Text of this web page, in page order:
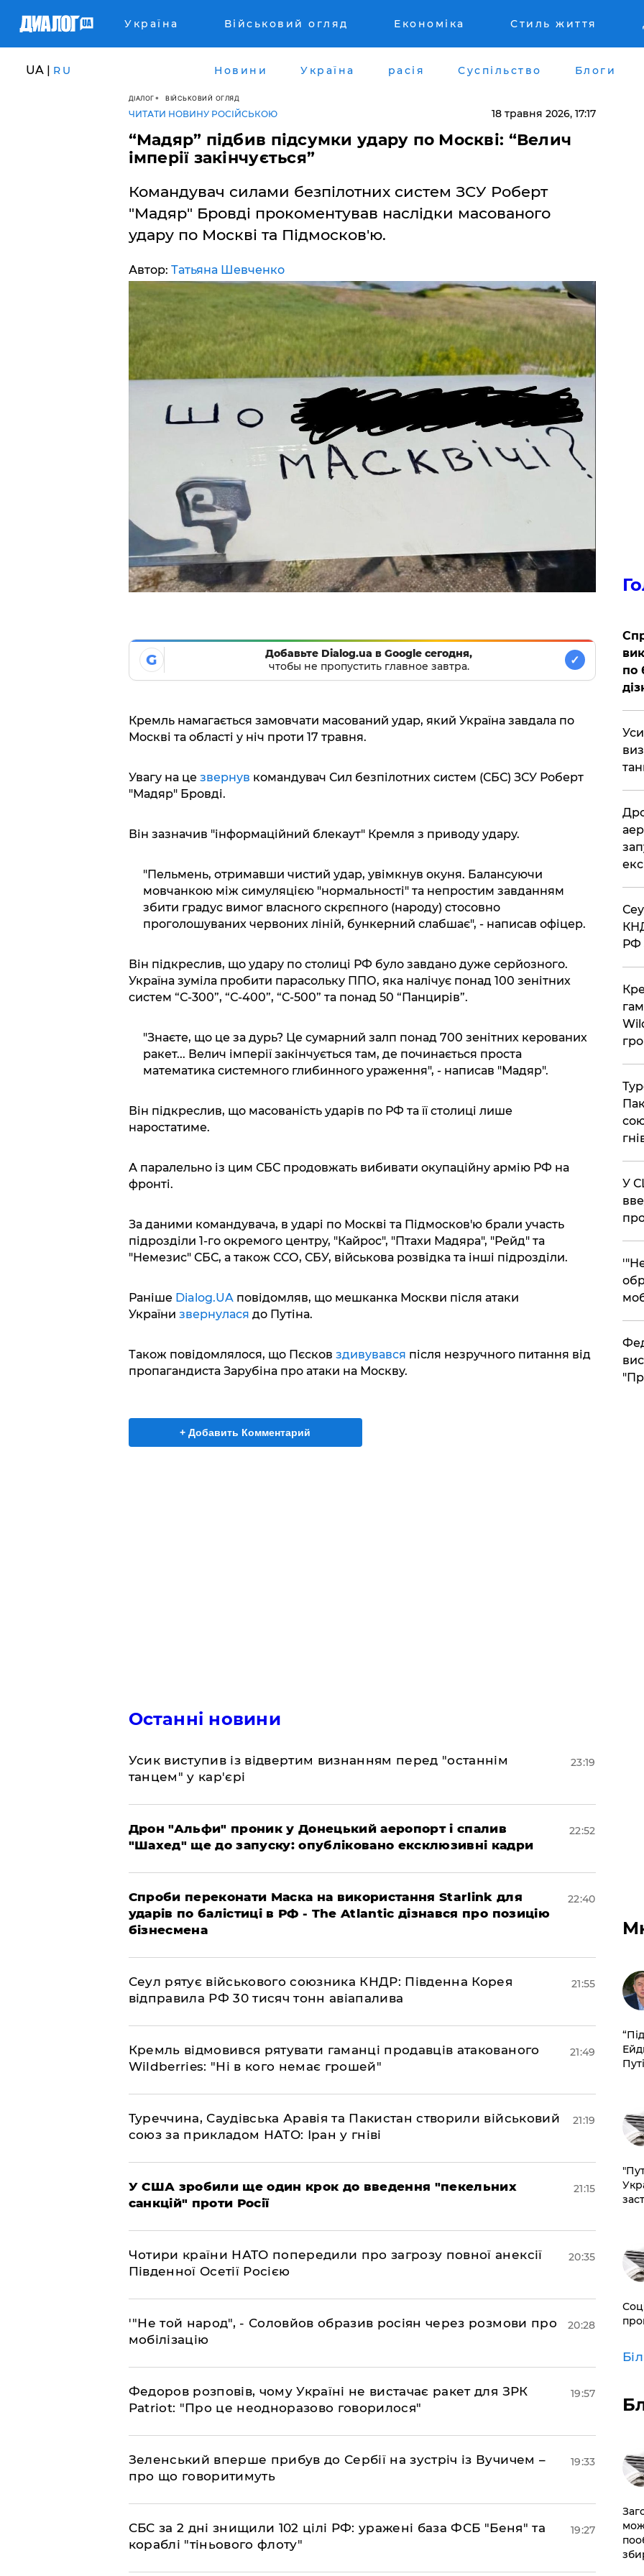
Україна Військовий огляд Економіка Стиль життя
UA | RU Новини Україна расія Суспільство Блоги
ДІАЛОГ ВІЙСЬКОВИЙ ОГЛЯД
ЧИТАТИ НОВИНУ РОСІЙСЬКОЮ 18 травня 2026, 17:17
​“Мадяр” підбив підсумки удару по Москві: “Велич
імперії закінчується”
Командувач силами безпілотних систем ЗСУ Роберт
"Мадяр" Бровді прокоментував наслідки масованого
удару по Москві та Підмосков'ю.
Автор: Татьяна Шевченко
G
Добавьте Dialog.ua в Google сегодня,
чтобы не пропустить главное завтра.
✓
Кремль намагається замовчати масований удар, який Україна завдала по
Москві та області у ніч проти 17 травня.
Увагу на це звернув командувач Сил безпілотних систем (СБС) ЗСУ Роберт
"Мадяр" Бровді.
Він зазначив "інформаційний блекаут" Кремля з приводу удару.
"Пельмень, отримавши чистий удар, увімкнув окуня. Балансуючи
мовчанкою між симуляцією "нормальності" та непростим завданням
збити градус вимог власного скрєпного (народу) стосовно
проголошуваних червоних ліній, бункерний слабшає", - написав офіцер.
Він підкреслив, що удару по столиці РФ було завдано дуже серйозного.
Україна зуміла пробити парасольку ППО, яка налічує понад 100 зенітних
систем “С-300”, “С-400”, “С-500” та понад 50 “Панцирів”.
"Знаєте, що це за дурь? Це сумарний залп понад 700 зенітних керованих
ракет... Велич імперії закінчується там, де починається проста
математика системного глибинного ураження", - написав "Мадяр".
Він підкреслив, що масованість ударів по РФ та її столиці лише
наростатиме.
А паралельно із цим СБС продовжать вибивати окупаційну армію РФ на
фронті.
За даними командувача, в ударі по Москві та Підмосков'ю брали участь
підрозділи 1-го окремого центру, "Кайрос", "Птахи Мадяра", "Рейд" та
"Немезис" СБС, а також ССО, СБУ, військова розвідка та інші підрозділи.
Раніше Dialog.UAповідомляв, що мешканка Москви після атаки
України звернулася до Путіна.
Також повідомлялося, що Пєсков здивувався після незручного питання від
пропагандиста Зарубіна про атаки на Москву.
+ Добавить Комментарий
Останні новини
​Усик виступив із відвертим визнанням перед "останнім
танцем" у кар'єрі
23:19
​Дрон "Альфи" проник у Донецький аеропорт і спалив
"Шахед" ще до запуску: опубліковано ексклюзивні кадри
22:52
​Спроби переконати Маска на використання Starlink для
ударів по балістиці в РФ - The Atlantic дізнався про позицію
бізнесмена
22:40
​Сеул рятує військового союзника КНДР: Південна Корея
відправила РФ 30 тисяч тонн авіапалива
21:55
​Кремль відмовився рятувати гаманці продавців атакованого
Wildberries: "Ні в кого немає грошей"
21:49
​Туреччина, Саудівська Аравія та Пакистан створили військовий
союз за прикладом НАТО: Іран у гніві
21:19
​У США зробили ще один крок до введення "пекельних
санкцій" проти Росії
21:15
​Чотири країни НАТО попередили про загрозу повної анексії
Південної Осетії Росією
20:35
​'"Не той народ", - Соловйов образив росіян через розмови про
мобілізацію
20:28
​Федоров розповів, чому Україні не вистачає ракет для ЗРК
Patriot: "Про це неодноразово говорилося"
19:57
​Зеленський вперше прибув до Сербії на зустріч із Вучичем –
про що говоритимуть
19:33
​СБС за 2 дні знищили 102 цілі РФ: уражені база ФСБ "Беня" та
кораблі "тіньового флоту"
19:27
по
РФ
​У